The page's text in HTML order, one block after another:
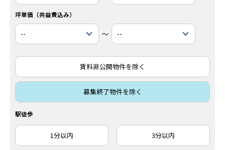
坪単価（共益費込み）
～
賃料非公開物件を除く
募集終了物件を除く
駅徒歩
1分以内 3分以内